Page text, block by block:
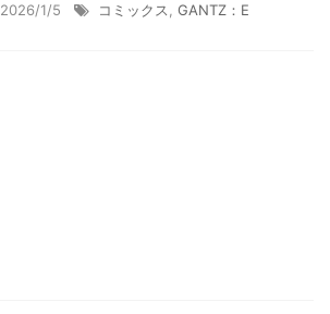
2026/1/5 コミックス GANTZ：E